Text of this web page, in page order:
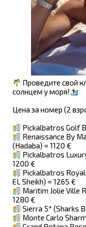
Проведите свой
солнцем у моря!
Цена за номер (2
Pickalbatros Golf
Renaissance By
(Hadaba) = 1120 €
Pickalbatros
1200 €
Pickalbatros
EL Sheikh) = 1265 €
Maritim Jolie Ville
1280 €
Sierra 5* (Sharks
Monte Carlo